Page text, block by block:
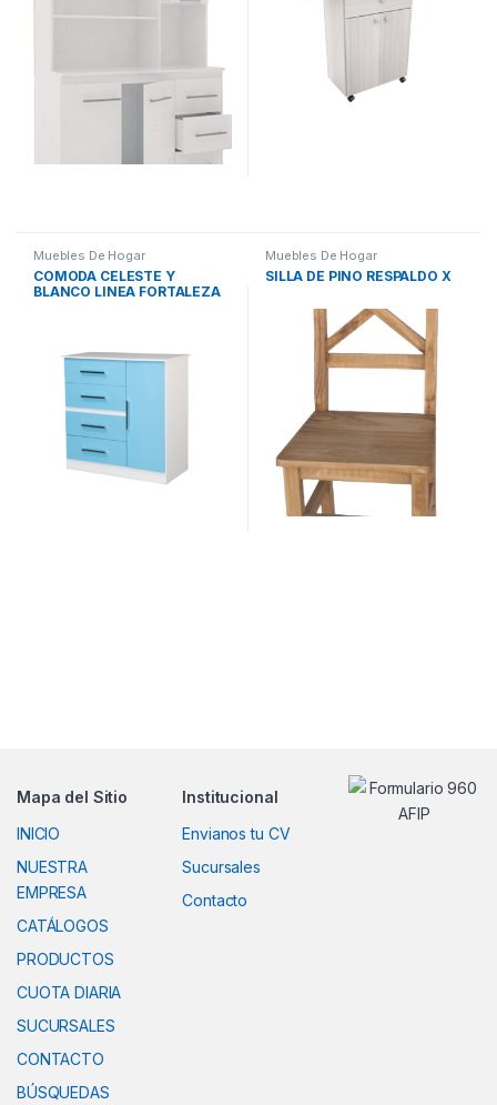
Muebles De Hogar
COMODA CELESTE Y
BLANCO LINEA FORTALEZA
Muebles De Hogar
SILLA DE PINO RESPALDO X
Mapa del Sitio
INICIO
NUESTRA
EMPRESA
CATÁLOGOS
PRODUCTOS
CUOTA DIARIA
SUCURSALES
CONTACTO
BÚSQUEDAS
Institucional
Envianos tu CV
Sucursales
Contacto